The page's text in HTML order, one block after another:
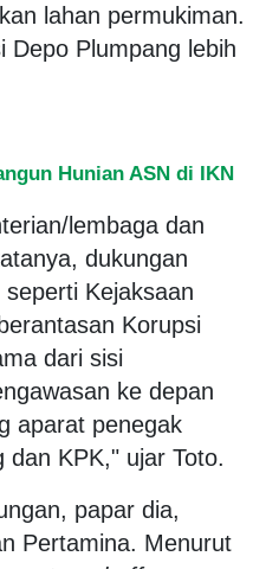
lahan permukiman.
Depo Plumpang lebih
Hunian ASN di IKN
lembaga dan
dukungan
Kejaksaan
Korupsi
dari sisi
ke depan
aparat penegak
dan KPK," ujar Toto.
papar dia,
Pertamina. Menurut